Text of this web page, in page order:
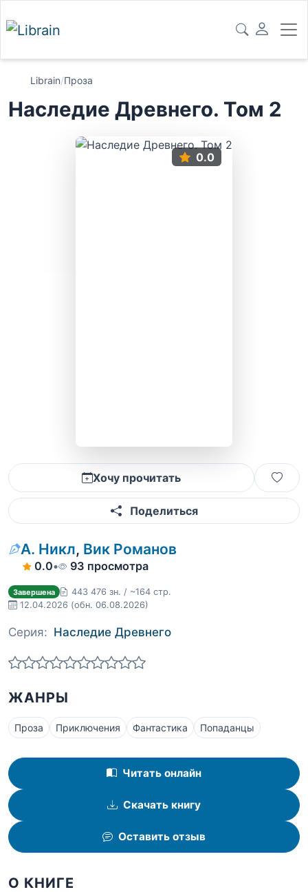
Librain/Проза
Наследие Древнего. Том 2
0.0
Хочу прочитать
Поделиться
А. Никл, Вик Романов
0.0• 93 просмотра
Завершена
443 476 зн. / ~164 стр.
12.04.2026 (обн. 06.08.2026)
Серия: Наследие Древнего
ЖАНРЫ
Проза Приключения Фантастика Попаданцы
Читать онлайн
Скачать книгу
Оставить отзыв
О КНИГЕ